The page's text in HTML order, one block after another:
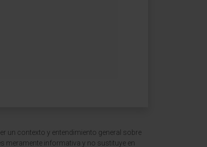
un contexto y entendimiento general sobre
meramente informativa y no sustituye en